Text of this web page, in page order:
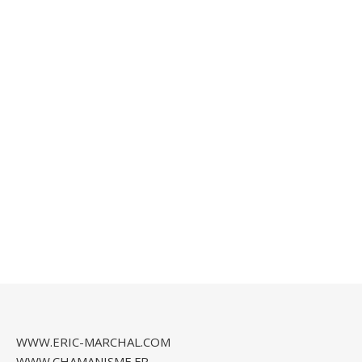
WWW.ERIC-MARCHAL.COM